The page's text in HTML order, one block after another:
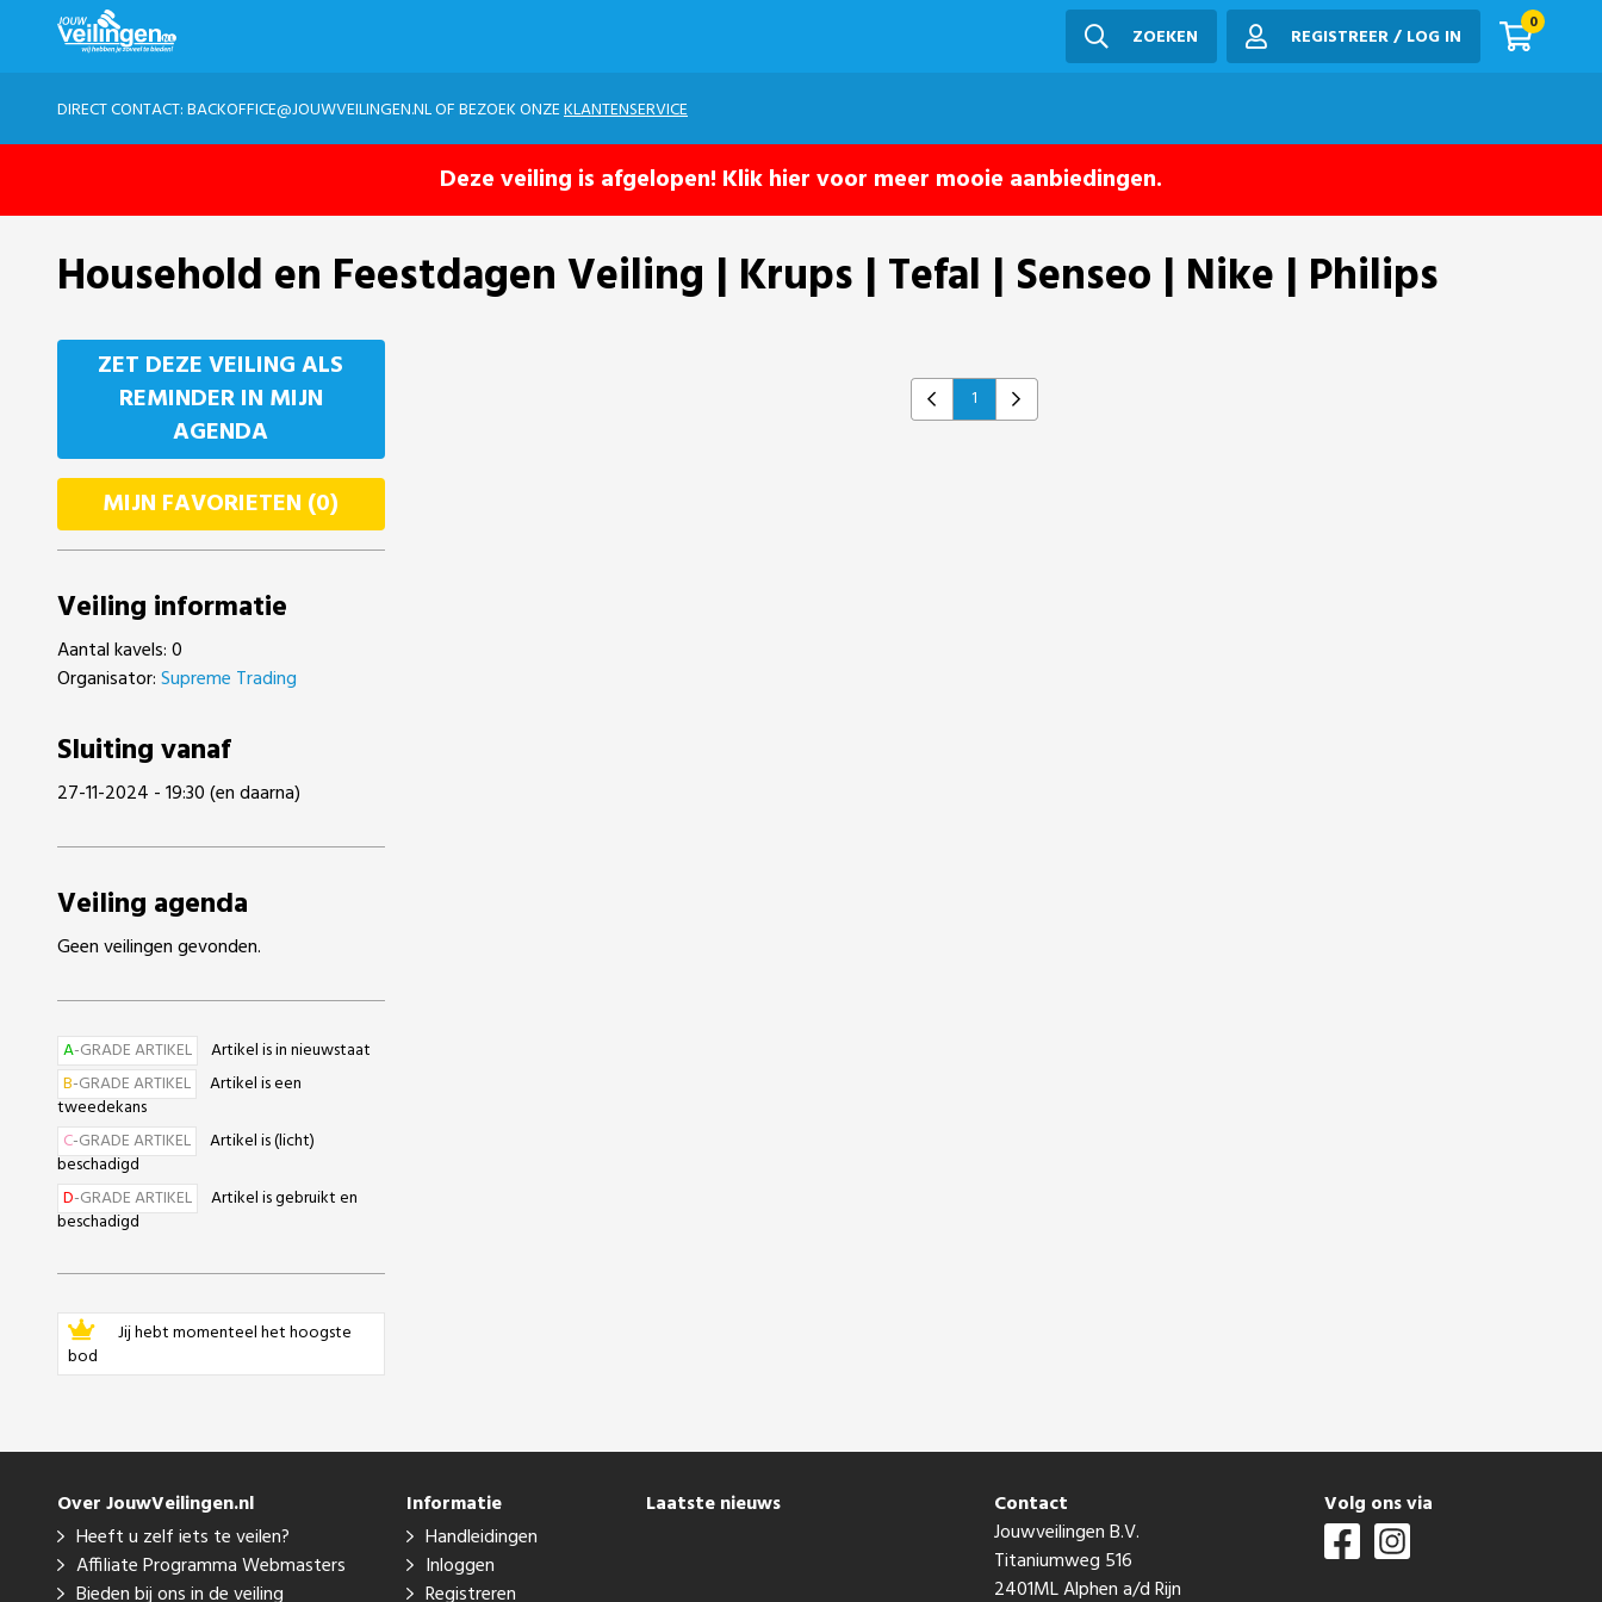
ZOEKEN REGISTREER / LOG IN
0
DIRECT CONTACT:BACKOFFICE@JOUWVEILINGEN.NLOF BEZOEK ONZEKLANTENSERVICE
Deze veiling is afgelopen! Klik hier voor meer mooie aanbiedingen.
Household en Feestdagen Veiling | Krups | Tefal | Senseo | Nike | Philips
ZET DEZE VEILING ALS
REMINDER IN MIJN
AGENDA
MIJN FAVORIETEN (0)
Veiling informatie
Aantal kavels: 0
Organisator:Supreme Trading
Sluiting vanaf
27-11-2024 - 19:30 (en daarna)
Veiling agenda
Geen veilingen gevonden.
A-GRADE ARTIKEL
Artikel is in nieuwstaat
B-GRADE ARTIKEL
Artikel is een
tweedekans
C-GRADE ARTIKEL
Artikel is (licht)
beschadigd
D-GRADE ARTIKEL
Artikel is gebruikt en
beschadigd
Jij hebt momenteel het hoogste
bod
Previous
1 Next
Over JouwVeilingen.nl
Heeft u zelf iets te veilen?
Affiliate Programma Webmasters
Bieden bij ons in de veiling
Informatie
Handleidingen
Inloggen
Registreren
Laatste nieuws
Contact
Jouwveilingen B.V.
Titaniumweg 516
2401ML Alphen a/d Rijn
Volg ons via